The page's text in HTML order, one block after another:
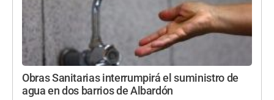
Obras Sanitarias interrumpirá el suministro de
agua en dos barrios de Albardón